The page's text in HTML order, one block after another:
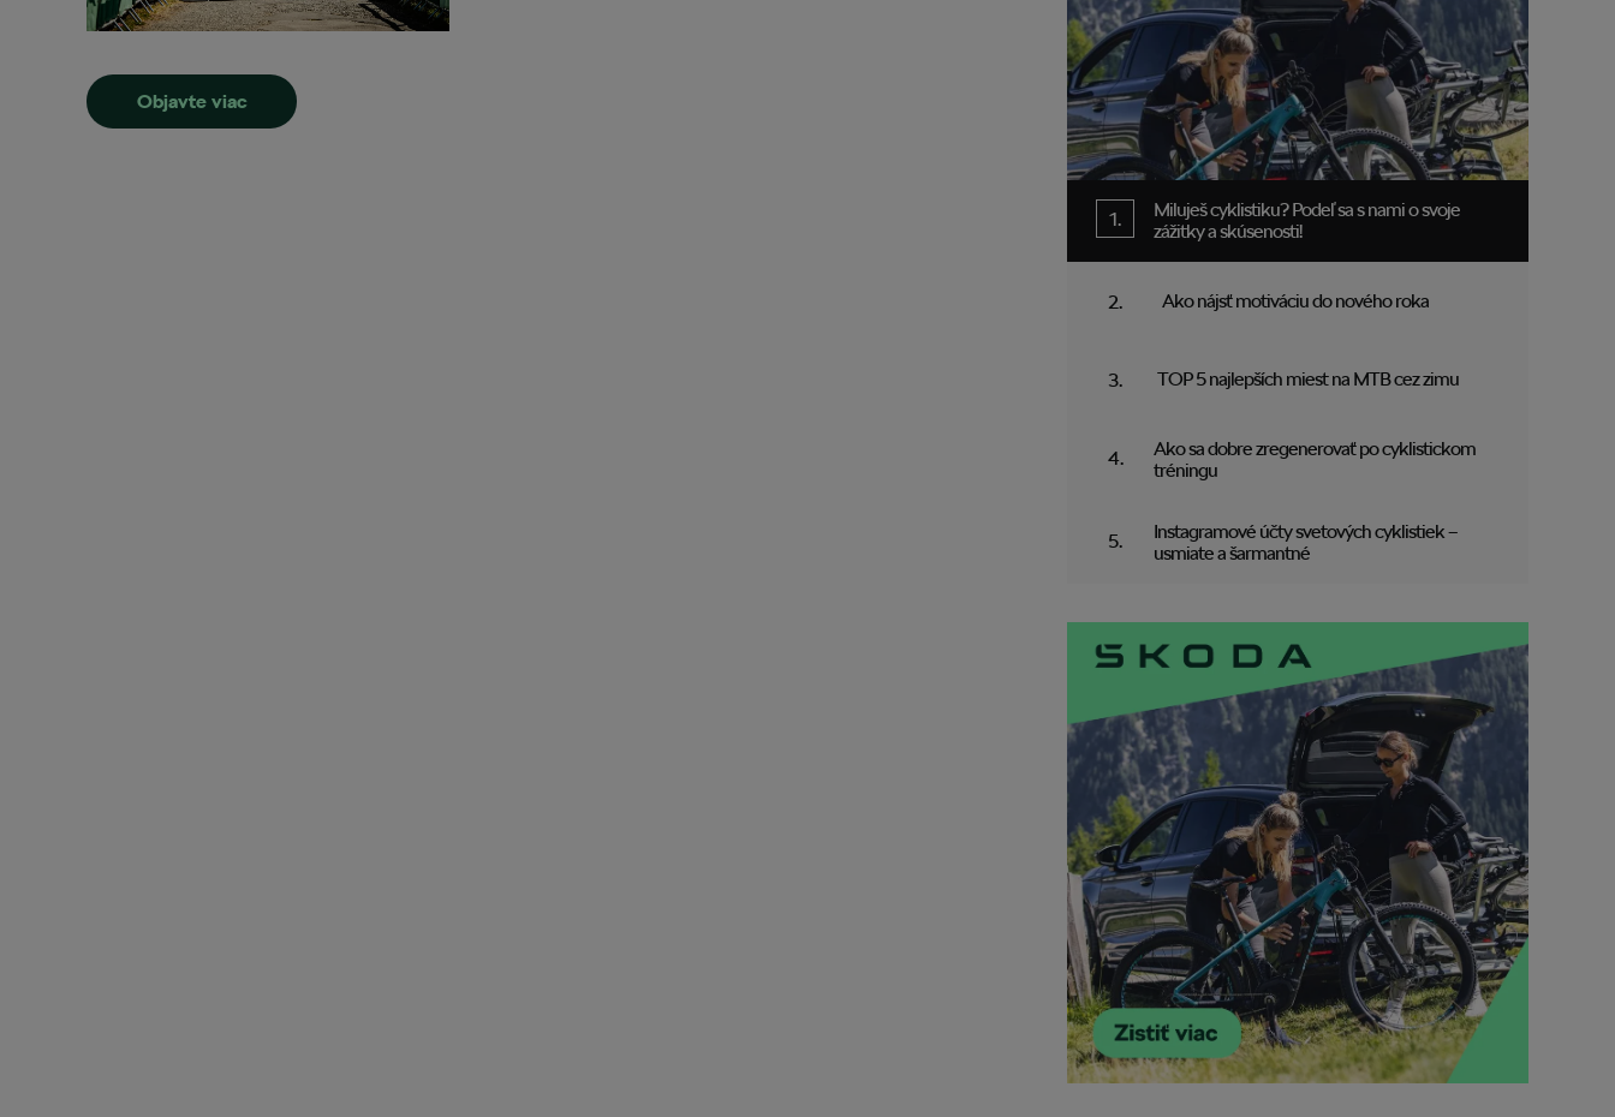
Objavte viac
Miluješ cyklistiku? Podeľ sa s nami o svoje
zážitky a skúsenosti!
Ako nájsť motiváciu do nového roka
TOP 5 najlepších miest na MTB cez zimu
Ako sa dobre zregenerovať po cyklistickom
tréningu
Instagramové účty svetových cyklistiek –
usmiate a šarmantné